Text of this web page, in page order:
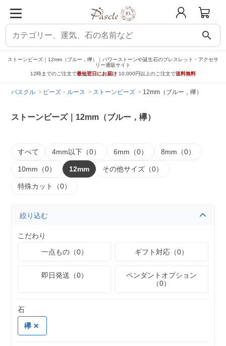
search
ストーンビーズ｜12mm（ブルー，欅）｜パワーストーンや誕生石のブレスレット・アクセサ
リー通販サイト
12時までのご注文で最短翌日にお届け 10,000円以上のご注文で送料無料
パスクル ビーズ・ルース ストーンビーズ 12mm（ブルー，欅）
ストーンビーズ｜12mm（ブルー，欅）
すべて 4mm以下（0） 6mm（0） 8mm（0）
10mm（0） 12mm その他サイズ（0）
特殊カット（0）
絞り込む
こだわり
一点もの（0）
ギフト対応（0）
即日発送（0）
ペンダントオプション
（0）
石
欅